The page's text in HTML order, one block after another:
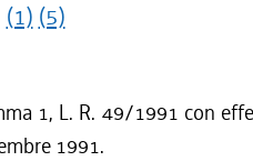
(1) (5)
1, L. R. 49/1991 con
1991.